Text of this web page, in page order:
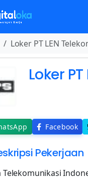
Loker PT LEN
Loker
Facebook
Pekerjaan
Telekomunikasi